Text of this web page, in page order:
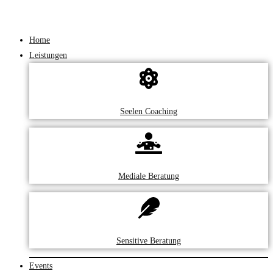
Home
Leistungen
Seelen Coaching
Mediale Beratung
Sensitive Beratung
Events